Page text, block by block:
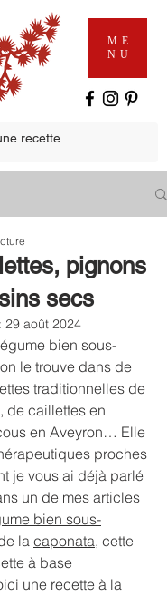
ME
NU
pignons
secs
29 août 2024
bien sous-
le trouve dans de
traditionnelles de
de caillettes en
en Aveyron… Elle
proches
je vous ai déjà parlé
un de mes articles
bien sous-
la caponata, cette
à base
une recette à la